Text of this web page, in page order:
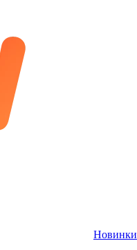
Новинки